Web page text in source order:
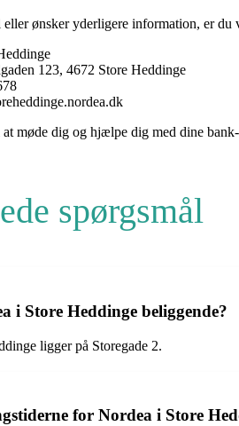
ønsker yderligere information, er
123, 4672 Store Heddinge
at møde dig og hjælpe dig med dine
spørgsmål
i Store Heddinge beliggende?
ligger på Storegade 2.
for Nordea i Store